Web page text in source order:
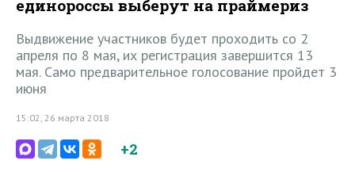
единороссы выберут на праймериз
Выдвижение участников будет проходить со 2
апреля по 8 мая, их регистрация завершится 13
мая. Само предварительное голосование пройдет 3
июня
15:02, 26 марта 2018
+2